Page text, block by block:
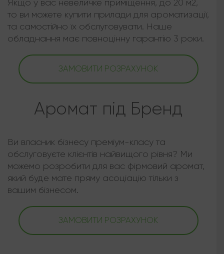
Якщо у вас невеличке приміщення, до 20 м2,
то ви можете купити прилади для ароматизації,
та самостійно їх обслуговувати. Наше
обладнання має повноцінну гарантію 3 роки.
ЗАМОВИТИ РОЗРАХУНОК
Аромат під Бренд
Ви власник бізнесу преміум-класу та
обслуговуєте клієнтів найвищого рівня? Ми
можемо розробити для вас фірмовий аромат,
який буде мате пряму асоціацію тільки з
вашим бізнесом.
ЗАМОВИТИ РОЗРАХУНОК